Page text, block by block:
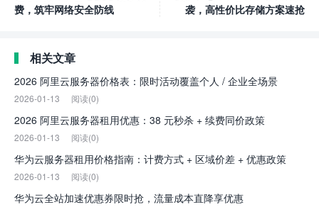
费，筑牢网络安全防线
袭，高性价比存储方案速抢
相关文章
2026 阿里云服务器价格表：限时活动覆盖个人 / 企业全场景
2026-01-13 阅读(0)
2026 阿里云服务器租用优惠：38 元秒杀 + 续费同价政策
2026-01-13 阅读(0)
华为云服务器租用价格指南：计费方式 + 区域价差 + 优惠政策
2026-01-13 阅读(0)
华为云全站加速优惠券限时抢，流量成本直降享优惠